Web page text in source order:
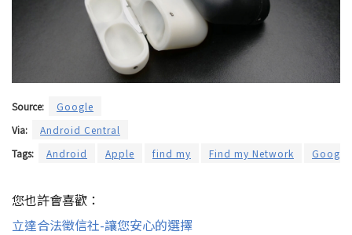
Source:
Google
Via:
Android Central
Tags:
Android Apple find my Find my Network Google
您也許會喜歡：
立達合法徵信社-讓您安心的選擇